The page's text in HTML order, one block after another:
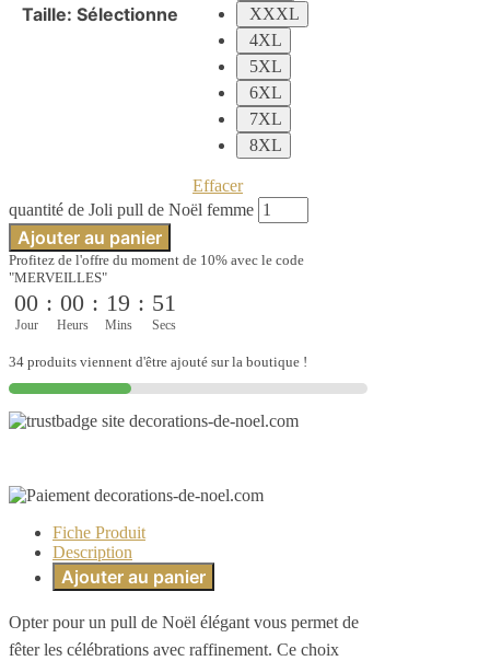
Taille: Sélectionne
XXXL
4XL
5XL
6XL
7XL
8XL
Effacer
quantité de Joli pull de Noël femme
Ajouter au panier
Profitez de l'offre du moment de 10% avec le code
"MERVEILLES"
00
Jour
: 00
Heurs
: 19
Mins
: 51
Secs
34 produits viennent d'être ajouté sur la boutique !
Fiche Produit
Description
Ajouter au panier
Opter pour un pull de Noël élégant vous permet de
fêter les célébrations avec raffinement. Ce choix